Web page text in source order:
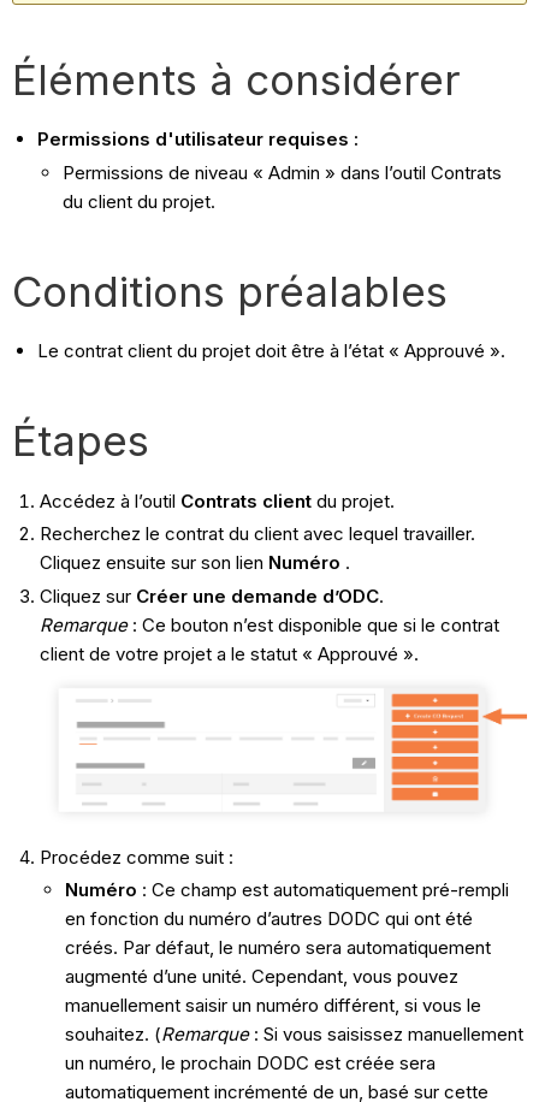
Éléments à considérer
Permissions d'utilisateur requises :
Permissions de niveau « Admin » dans l’outil Contrats
du client du projet.
Conditions préalables
Le contrat client du projet doit être à l’état « Approuvé ».
Étapes
Accédez à l’outil Contrats clientdu projet.
Recherchez le contrat du client avec lequel travailler.
Cliquez ensuite sur son lien Numéro .
Cliquez sur Créer une demande d’ODC.
Remarque: Ce bouton n’est disponible que si le contrat
client de votre projet a le statut « Approuvé ».
Procédez comme suit :
Numéro : Ce champ est automatiquement pré-rempli
en fonction du numéro d’autres DODC qui ont été
créés. Par défaut, le numéro sera automatiquement
augmenté d’une unité. Cependant, vous pouvez
manuellement saisir un numéro différent, si vous le
souhaitez. (Remarque: Si vous saisissez manuellement
un numéro, le prochain DODC est créée sera
automatiquement incrémenté de un, basé sur cette